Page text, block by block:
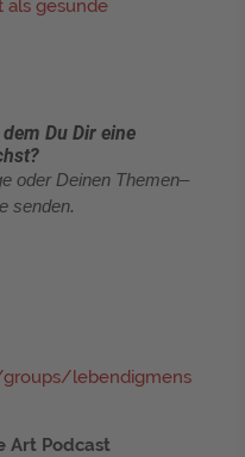
als gesunde
Du Dir eine
oder Deinen Themen–
senden.
lebendigmens
Art Podcast